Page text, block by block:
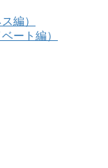
編）
ート編）